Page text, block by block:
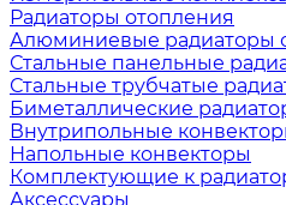
Радиаторы отопления
Алюминиевые радиаторы
Стальные панельные
Стальные трубчатые
Биметаллические
Внутрипольные
Напольные конвекторы
Комплектующие к
Аксессуары